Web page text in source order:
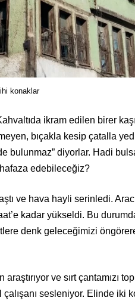
konaklar
ikram edilen birer
bıçakla kesip çatalla
bulunmaz” diyorlar. Hadi
edebileceğiz?
ve hava hayli serinledi.
kadar yükseldi. Bu
denk geleceğimizi
ve sırt çantamızı
çalışanı sesleniyor. Elinde iki